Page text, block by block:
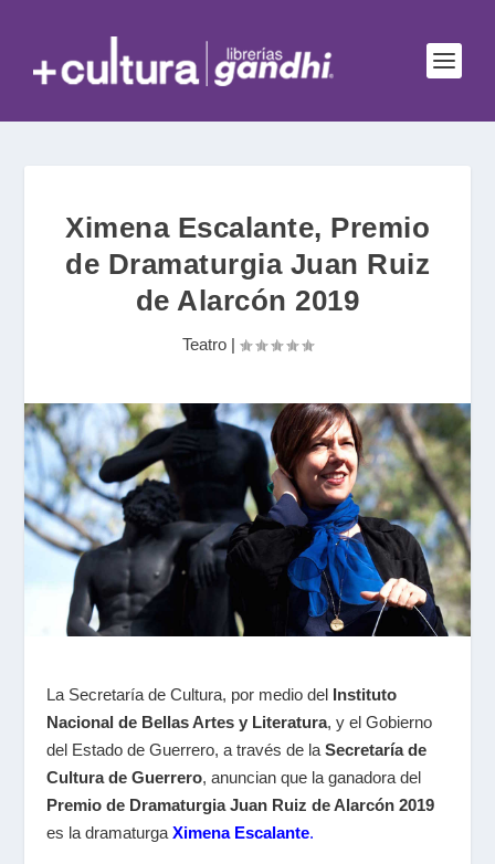
Ximena Escalante, Premio
de Dramaturgia Juan Ruiz
de Alarcón 2019
Teatro |
La Secretaría de Cultura, por medio del Instituto
Nacional de Bellas Artes y Literatura, y el Gobierno
del Estado de Guerrero, a través de laSecretaría de
Cultura de Guerrero, anuncian que la ganadora del
Premio de Dramaturgia Juan Ruiz de Alarcón 2019
es la dramaturga Ximena Escalante.